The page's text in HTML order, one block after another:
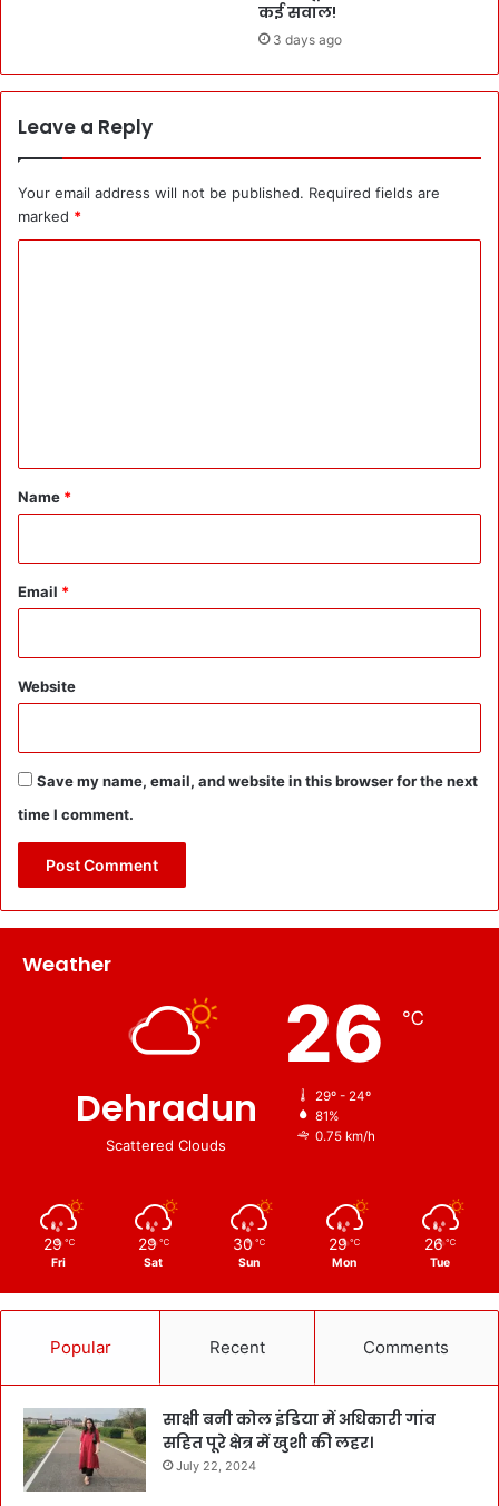
कई सवाल!
3 days ago
Leave a Reply
Your email address will not be published. Required fields are
marked *
*
Name *
Email *
Website
Save my name, email, and website in this browser for the next
time I comment.
Weather
Dehradun
Scattered Clouds
26 ℃
29º - 24º
81%
0.75 km/h
29 ℃
Fri
29 ℃
Sat
30 ℃
Sun
29 ℃
Mon
26 ℃
Tue
Popular Recent Comments
साक्षी बनी कोल इंडिया में अधिकारी गांव
सहित पूरे क्षेत्र में खुशी की लहर।
July 22, 2024